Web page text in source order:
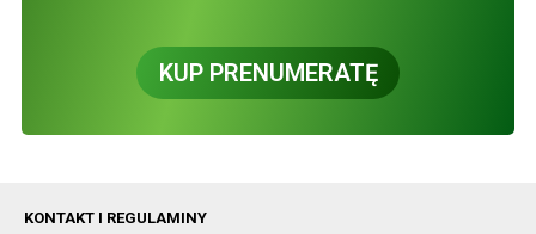
KUP PRENUMERATĘ
KONTAKT I REGULAMINY